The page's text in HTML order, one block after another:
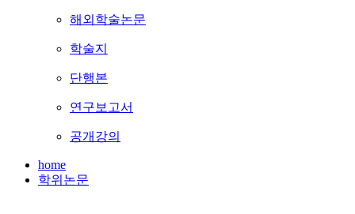
해외학술논문
학술지
단행본
연구보고서
공개강의
home
학위논문